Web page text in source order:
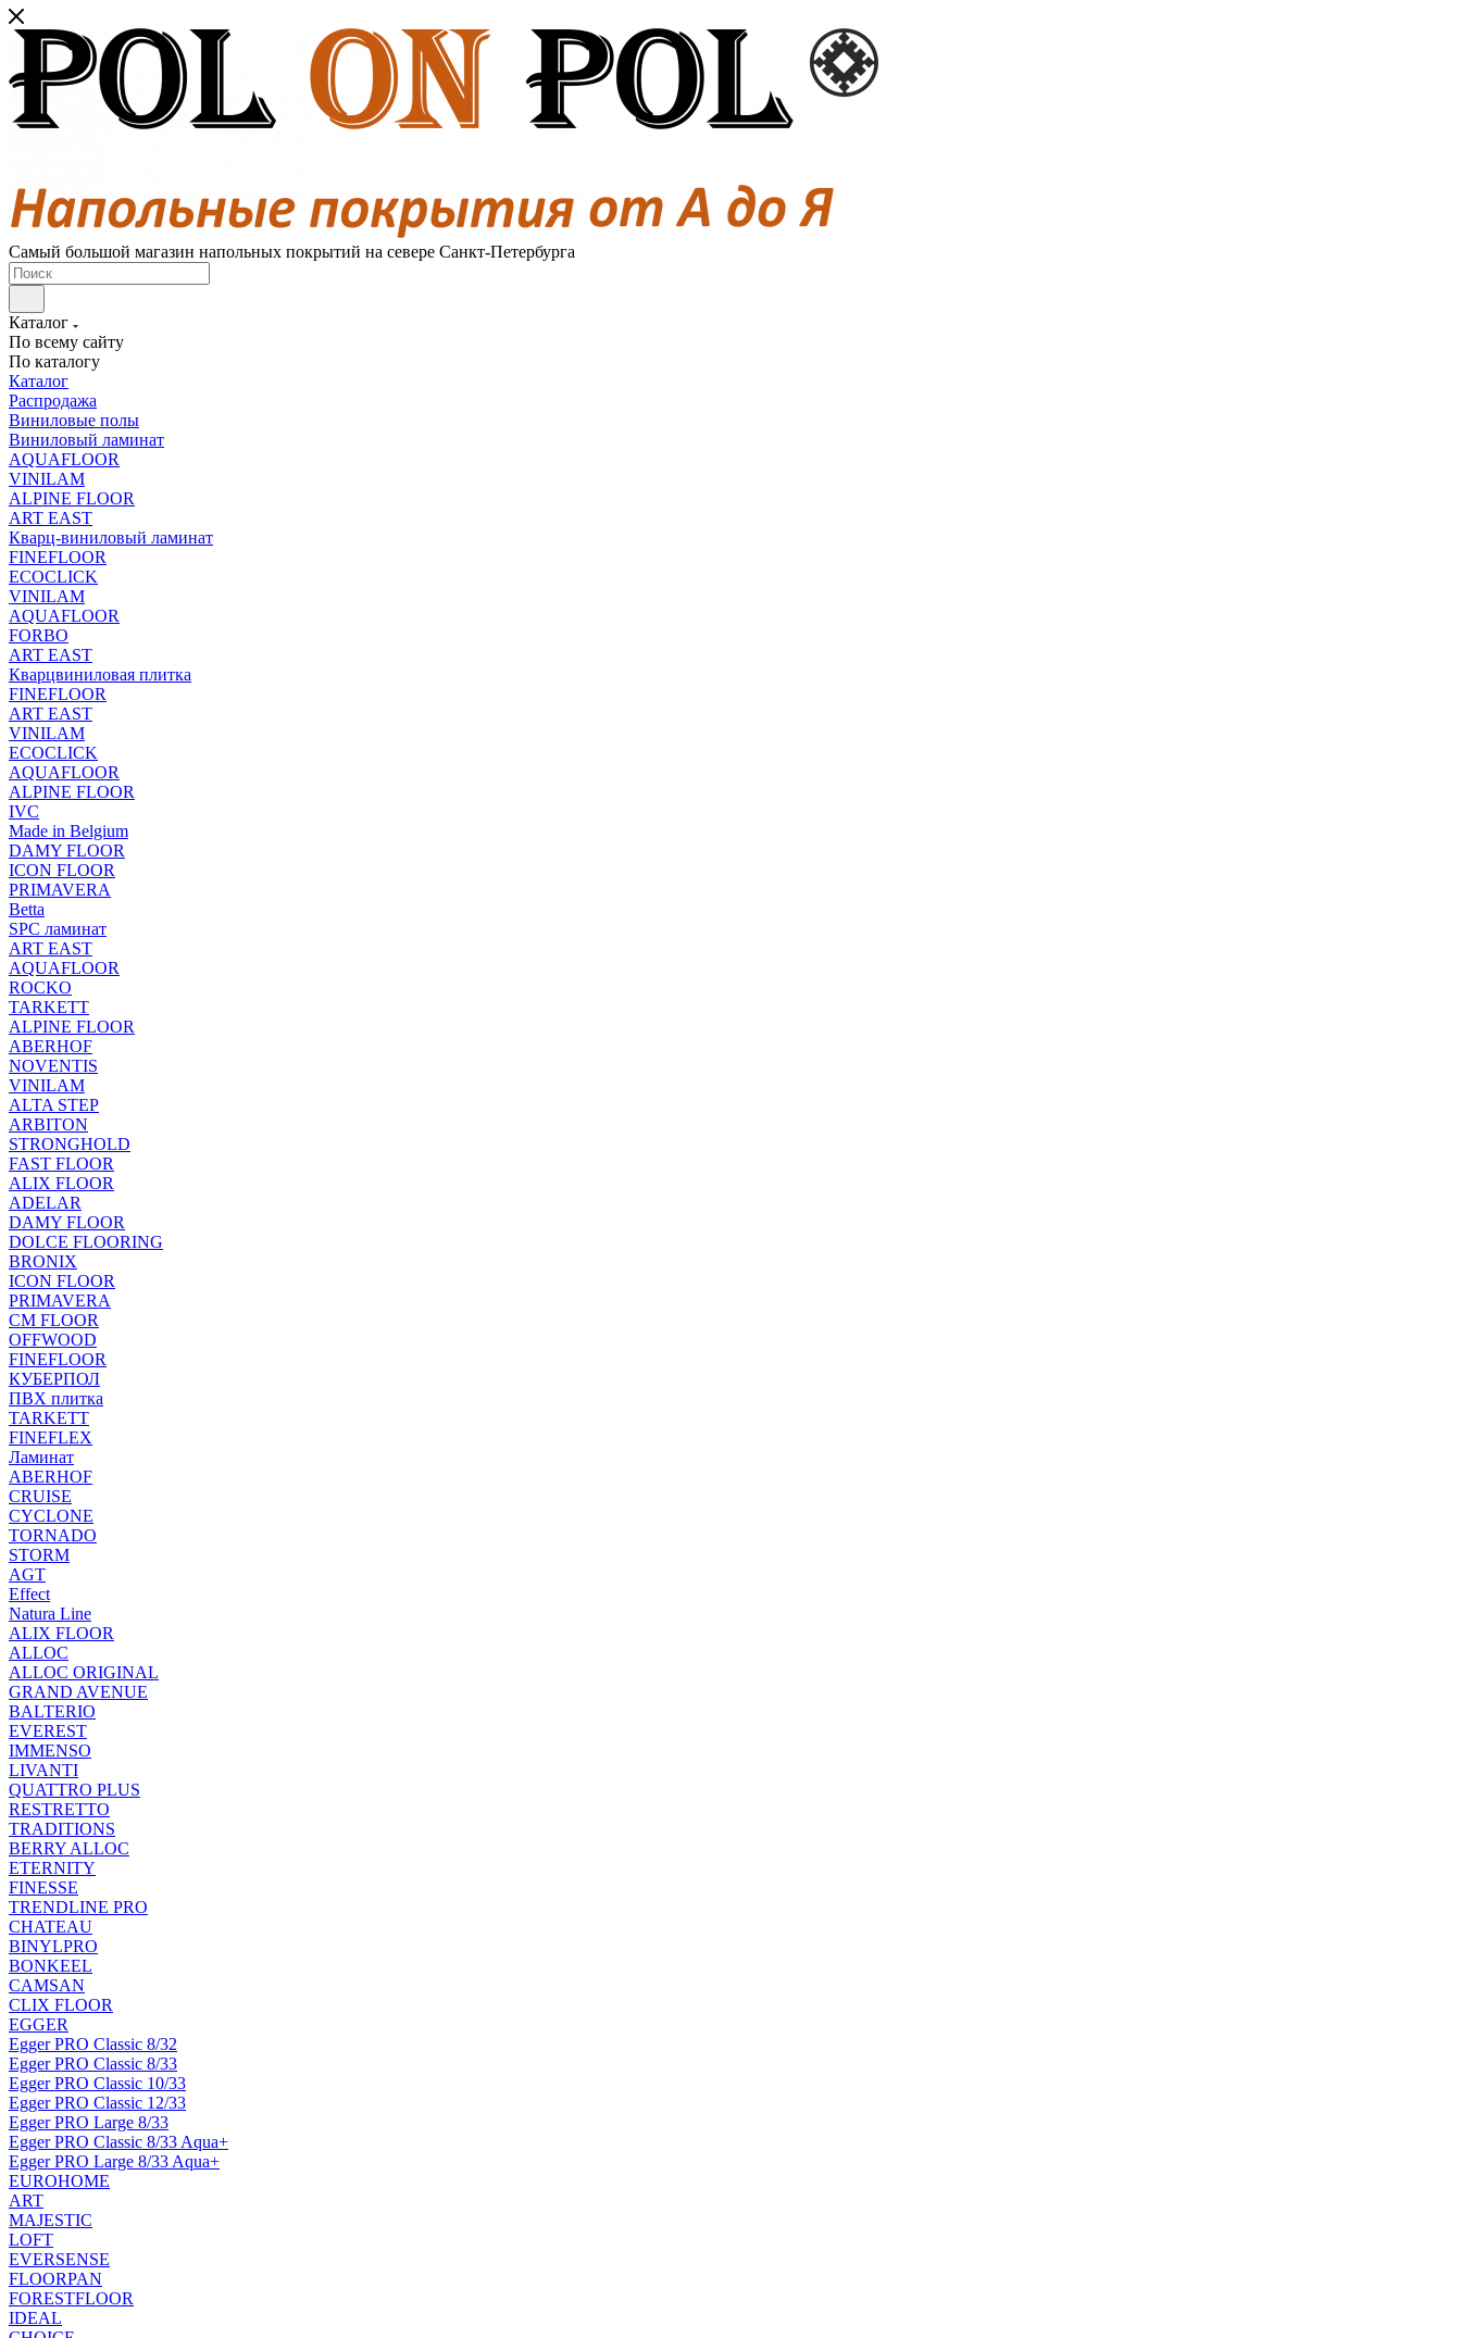
Самый большой магазин напольных покрытий на севере Санкт-Петербурга
Каталог
По всему сайту
По каталогу
Каталог
Распродажа
Виниловые полы
Виниловый ламинат
AQUAFLOOR
VINILAM
ALPINE FLOOR
ART EAST
Кварц-виниловый ламинат
FINEFLOOR
ECOCLICK
VINILAM
AQUAFLOOR
FORBO
ART EAST
Кварцвиниловая плитка
FINEFLOOR
ART EAST
VINILAM
ECOCLICK
AQUAFLOOR
ALPINE FLOOR
IVC
Made in Belgium
DAMY FLOOR
ICON FLOOR
PRIMAVERA
Betta
SPC ламинат
ART EAST
AQUAFLOOR
ROCKO
TARKETT
ALPINE FLOOR
ABERHOF
NOVENTIS
VINILAM
ALTA STEP
ARBITON
STRONGHOLD
FAST FLOOR
ALIX FLOOR
ADELAR
DAMY FLOOR
DOLCE FLOORING
BRONIX
ICON FLOOR
PRIMAVERA
CM FLOOR
OFFWOOD
FINEFLOOR
КУБЕРПОЛ
ПВХ плитка
TARKETT
FINEFLEX
Ламинат
ABERHOF
CRUISE
CYCLONE
TORNADO
STORM
AGT
Effect
Natura Line
ALIX FLOOR
ALLOC
ALLOC ORIGINAL
GRAND AVENUE
BALTERIO
EVEREST
IMMENSO
LIVANTI
QUATTRO PLUS
RESTRETTO
TRADITIONS
BERRY ALLOC
ETERNITY
FINESSE
TRENDLINE PRO
CHATEAU
BINYLPRO
BONKEEL
CAMSAN
CLIX FLOOR
EGGER
Egger PRO Classic 8/32
Egger PRO Classic 8/33
Egger PRO Classic 10/33
Egger PRO Classic 12/33
Egger PRO Large 8/33
Egger PRO Classic 8/33 Aqua+
Egger PRO Large 8/33 Aqua+
EUROHOME
ART
MAJESTIC
LOFT
EVERSENSE
FLOORPAN
FORESTFLOOR
IDEAL